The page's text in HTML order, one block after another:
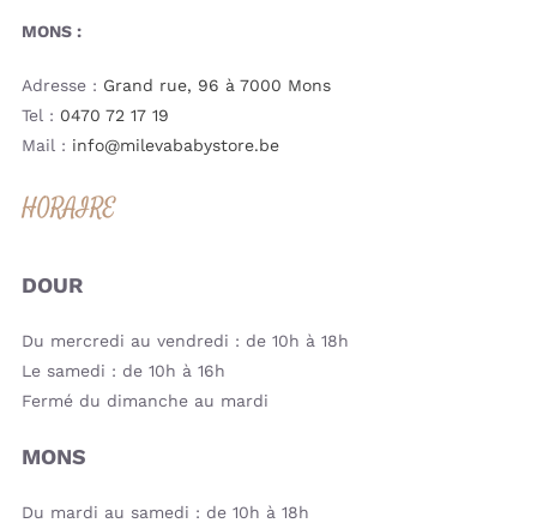
MONS :
Adresse : Grand rue, 96 à 7000 Mons
Tel : 0470 72 17 19
Mail : info@milevababystore.be
HORAIRE
DOUR
Du mercredi au vendredi : de 10h à 18h
Le samedi : de 10h à 16h
Fermé du dimanche au mardi
MONS
Du mardi au samedi : de 10h à 18h